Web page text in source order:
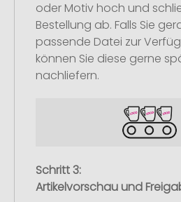
oder Motiv hoch und
Bestellung ab. Falls Sie
passende Datei zur
können Sie diese gerne
nachliefern.
Schritt 3:
Artikelvorschau und